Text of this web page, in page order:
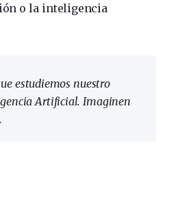
o la inteligencia
estudiemos nuestro
Artificial. Imaginen